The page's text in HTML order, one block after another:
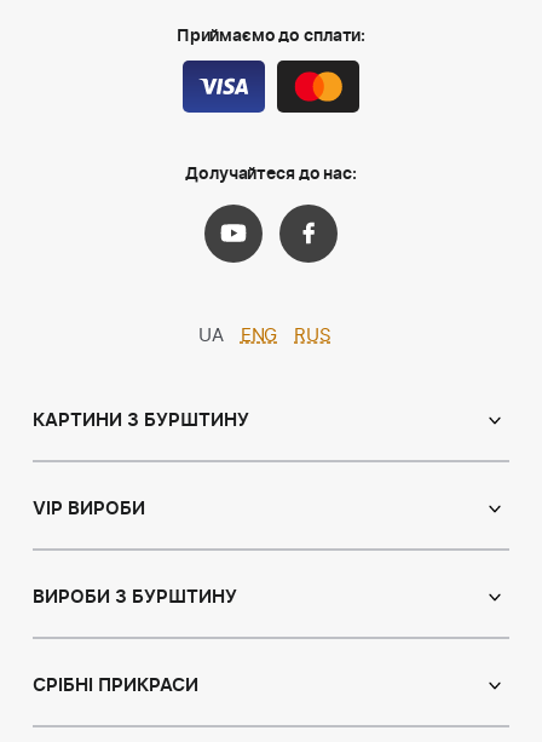
Приймаємо до сплати:
Долучайтеся до нас:
UA ENG RUS
КАРТИНИ З БУРШТИНУ
Іменні ікони
Натюрморт
Мисливська тема
VIP ВИРОБИ
Ікони з пластин
ВИРОБИ З БУРШТИНУ
Браслети
СРІБНІ ПРИКРАСИ